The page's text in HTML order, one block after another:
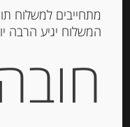
המלאי אזל
מוצרים
מתוקים,שוקולד,
המשלוח יגיע הרבה